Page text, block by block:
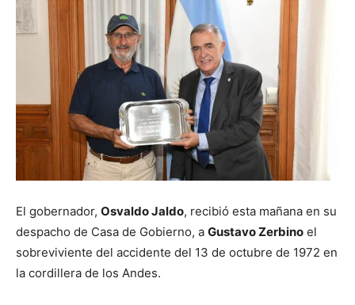
El gobernador, Osvaldo Jaldo, recibió esta mañana en su
despacho de Casa de Gobierno, a Gustavo Zerbino el
sobreviviente del accidente del 13 de octubre de 1972 en
la cordillera de los Andes.